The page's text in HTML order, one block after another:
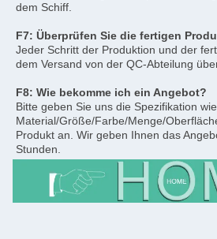
dem Schiff.
F7: Überprüfen Sie die fertigen
Jeder Schritt der Produktion und der
dem Versand von der QC-Abteilung
F8: Wie bekomme ich ein Angebot?
Bitte geben Sie uns die Spezifikation wie
Material/Größe/Farbe/Menge/
Produkt an. Wir geben Ihnen das
Stunden.